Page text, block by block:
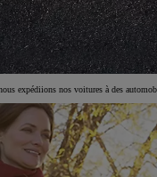
expédiions nos voitures à des